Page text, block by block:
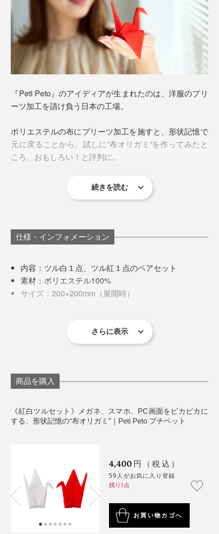
『Peti Peto』のアイディアが生まれたのは、洋服のプリ
ーツ加工を請け負う日本の工場。
ポリエステルの布にプリーツ加工を施すと、形状記憶で
元に戻ることから、試しに“布オリガミ”を作ってみたと
ころ、おもしろい！と評判に。
これに注目したデザイン雑貨ブランド『100percent』
成させました。
さばらない手軽さで一躍人気モノに。そして今、ポンポ
ンポンで鶴になる動画が目を引いてバズり中。
続きを読む
仕様・インフォメーション
内容：ツル白１点、ツル紅１点のペアセット
素材：ポリエステル100%
サイズ：200×200mm（展開時）
さらに表示
商品を購入
《紅白ツルセット》メガネ、スマホ、PC画面をピカピカに
する、形状記憶の“布オリガミ”｜Peti Peto プチペット
4,400 円（税込）
59人がお気に入り登録
残り1点
お買い物カゴへ